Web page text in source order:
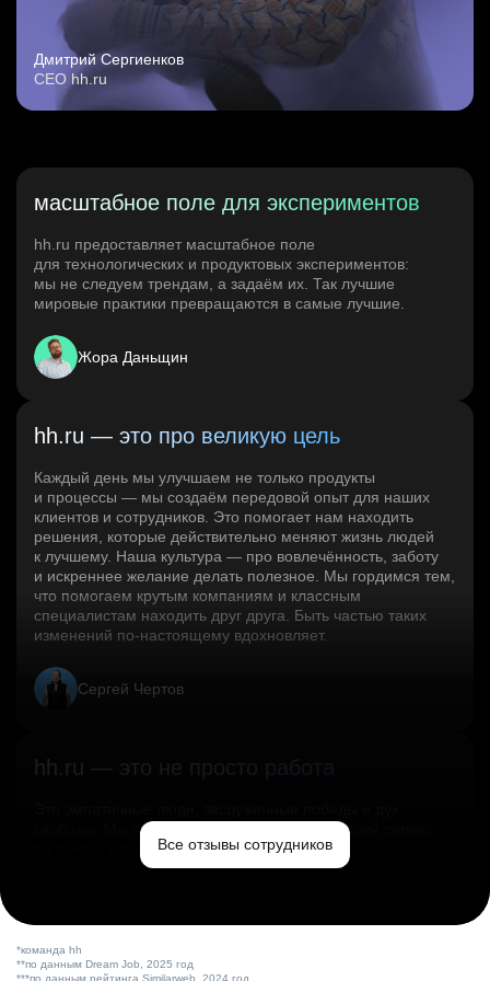
Дмитрий Сергиенков
CEO hh.ru
масштабное поле для экспериментов
hh.ru предоставляет масштабное поле
для технологических и продуктовых экспериментов:
мы не следуем трендам, а задаём их. Так лучшие
мировые практики превращаются в самые лучшие.
Жора Даньщин
hh.ru — это про великую цель
Каждый день мы улучшаем не только продукты
и процессы — мы создаём передовой опыт для наших
клиентов и сотрудников. Это помогает нам находить
решения, которые действительно меняют жизнь людей
к лучшему. Наша культура — про вовлечённость, заботу
и искреннее желание делать полезное. Мы гордимся тем,
что помогаем крутым компаниям и классным
специалистам находить друг друга. Быть частью таких
изменений по‑настоящему вдохновляет.
Сергей Чертов
hh.ru — это не просто работа
свободы. Мы помогаем миру и создаём лучший сервис
по поиску работы в стране.Все отзывы сотрудников
*команда hh
**по данным Dream Job, 2025 год
***по данным рейтинга Similarweb, 2024 год